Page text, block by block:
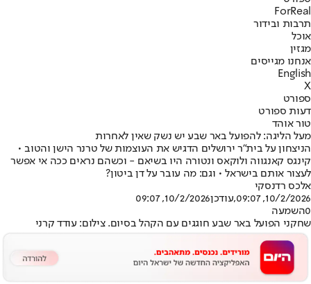
ForReal
תרבות ובידור
אוכל
מגזין
אנחנו מגייסים
English
X
ספורט
דעות ספורט
טור אוהד
מעל הליגה: להפועל באר שבע יש נשק שאין לאחרות
הניצחון על בית"ר ירושלים הדגיש את העוצמות של טרנר הישן והטוב •
קינגס קאנגווה ולוקאס ונטורה היו בשיאם - וכשהם נראים ככה אי אפשר
לעצור אותם בישראל • וגם: מה עובר על דן ביטון?
אלכס רדנסקי
10/2/2026, 09:07
,עודכן10/2/2026, 09:07
0השמעה
שחקני הפועל באר שבע חוגגים עם הקהל בסיום. צילום: עודד קרני